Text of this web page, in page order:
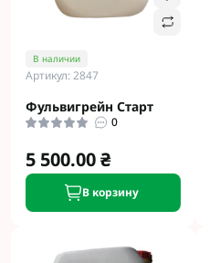
В наличии
Артикул: 2847
Фульвигрейн Старт
0
5 500.00 ₴
В корзину